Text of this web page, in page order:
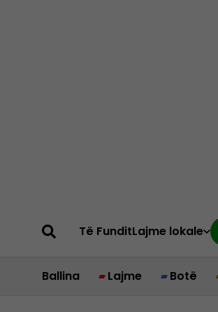
Të FunditLajme lokale
Ballina Lajme Botë